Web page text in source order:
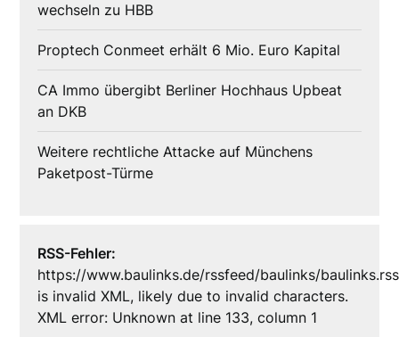
wechseln zu HBB
Proptech Conmeet erhält 6 Mio. Euro Kapital
CA Immo übergibt Berliner Hochhaus Upbeat
an DKB
Weitere rechtliche Attacke auf Münchens
Paketpost-Türme
RSS-Fehler:
https://www.baulinks.de/rssfeed/baulinks/baulinks.rss
is invalid XML, likely due to invalid characters.
XML error: Unknown at line 133, column 1